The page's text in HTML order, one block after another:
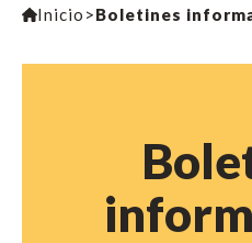
Inicio >Boletines